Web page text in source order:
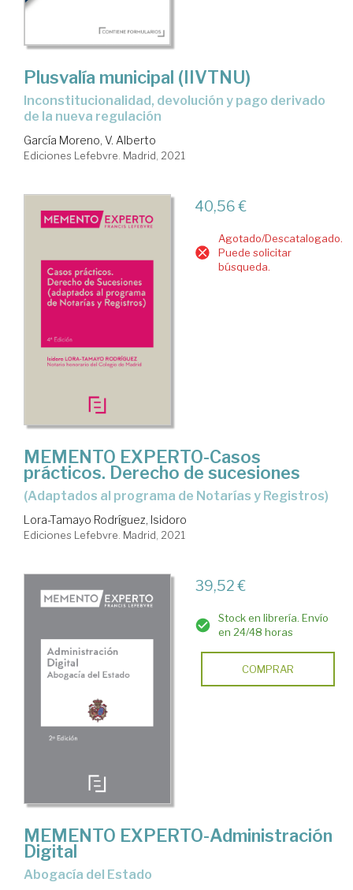
Plusvalía municipal (IIVTNU)
de la nueva regulación
García Moreno, V. Alberto
Ediciones Lefebvre. Madrid, 2021
40,56 €
Agotado/Descatalogado.
Puede solicitar
búsqueda.
MEMENTO EXPERTO-Casos
prácticos. Derecho de sucesiones
(Adaptados al programa de Notarías y Registros)
Lora-Tamayo Rodríguez, Isidoro
Ediciones Lefebvre. Madrid, 2021
39,52 €
Stock en librería. Envío
en 24/48 horas
COMPRAR
MEMENTO EXPERTO-Administración
Digital
Abogacía del Estado